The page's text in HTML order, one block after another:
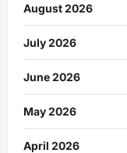
August 2026
July 2026
June 2026
May 2026
April 2026